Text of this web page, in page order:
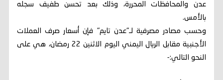
عدن والمحافظات المحررة، وذلك بعد تحسن طفيف سجله
بالأمس.
وحسب مصادر مصرفية لـ"عدن تايم" فإن أسعار صرف العملات
الأجنبية مقابل الريال اليمني اليوم الاثنين 22 رمضان، هي على
النحو التالي:-